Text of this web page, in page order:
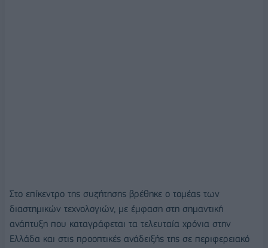
Στο επίκεντρο της συζήτησης βρέθηκε ο τομέας των
διαστημικών τεχνολογιών, με έμφαση στη σημαντική
ανάπτυξη που καταγράφεται τα τελευταία χρόνια στην
Ελλάδα και στις προοπτικές ανάδειξής της σε περιφερειακό